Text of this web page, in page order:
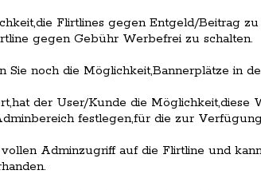
Flirtlines gegen Entgeld/Beitrag
gegen Gebühr Werbefrei zu schalten.
Sie noch die Möglichkeit,Bannerplätze in
der User/Kunde die Möglichkeit,diese
festlegen,für die zur
Adminzugriff auf die Flirtline und